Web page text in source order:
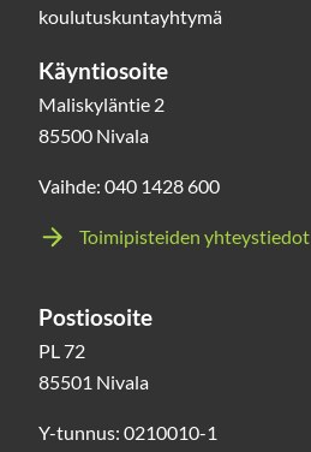
koulutuskuntayhtymä
Käyntiosoite
Maliskyläntie 2
85500 Nivala
Vaihde: 040 1428 600
Toimipisteiden yhteystiedot
Postiosoite
PL 72
85501 Nivala
Y-tunnus: 0210010-1